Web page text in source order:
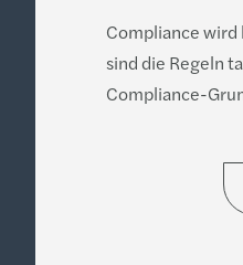
Compliance
sind die Regeln
Compliance-